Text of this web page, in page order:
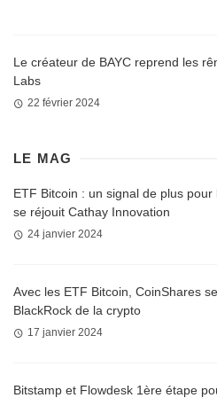
Le créateur de BAYC reprend les
Labs
22 février 2024
LE MAG
ETF Bitcoin : un signal de plus pour
se réjouit Cathay Innovation
24 janvier 2024
Avec les ETF Bitcoin, CoinShares
BlackRock de la crypto
17 janvier 2024
Bitstamp et Flowdesk 1ère étape